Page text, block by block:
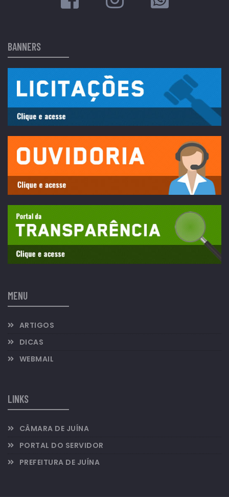
BANNERS
MENU
ARTIGOS
DICAS
WEBMAIL
LINKS
CÂMARA DE JUÍNA
PORTAL DO SERVIDOR
PREFEITURA DE JUÍNA